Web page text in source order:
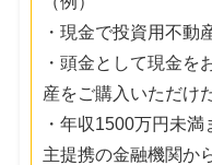
・現金で投資用不動
・頭金として現金を
産をご購入いただけ
・年収1500万円未
主提携の金融機関か